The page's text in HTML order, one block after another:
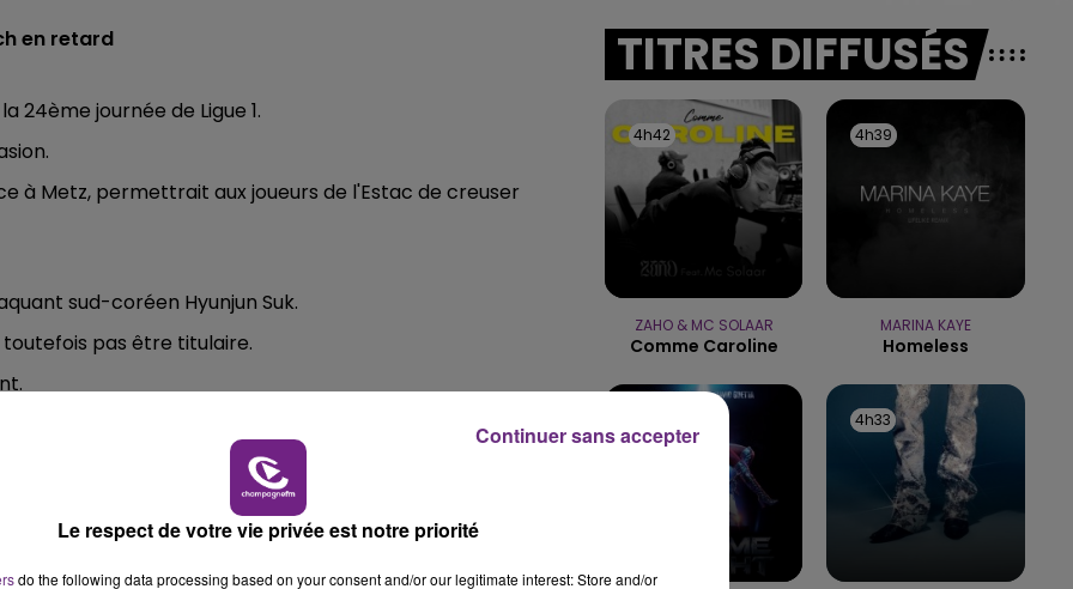
10h00 - 14h00
LE TICKET DE CAISSE
en retard
24ème journée de Ligue 1.
à Metz, permettrait aux joueurs de l'Estac de creuser
sud-coréen Hyunjun Suk.
pas être titulaire.
dû être reportée en raison des inondations.
TITRES DIFFUSÉS
4h42
4h42
ZAHO & MC SOLAAR
Comme Caroline
4h39
4h39
MARINA KAYE
Homeless
4h33
4h33
Le respect de votre vie privée est notre priorité
do the following data processing based on your consent and/or our legitimate interest: Store and/or
Continuer sans accepter